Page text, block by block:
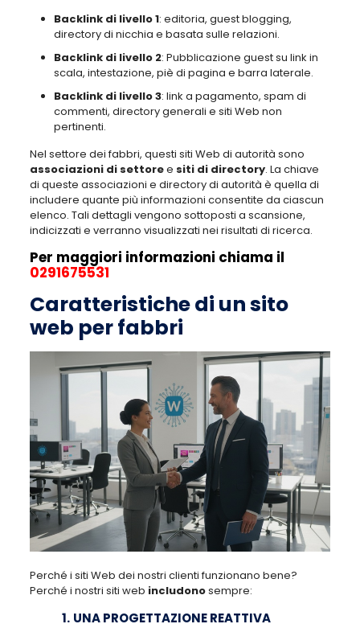
Backlink di livello 1: editoria, guest blogging,
directory di nicchia e basata sulle relazioni.
Backlink di livello 2: Pubblicazione guest su link in
scala, intestazione, piè di pagina e barra laterale.
Backlink di livello 3: link a pagamento, spam di
commenti, directory generali e siti Web non
pertinenti.
Nel settore dei fabbri, questi siti Web di autorità sono
associazioni di settoree siti di directory. La chiave
di queste associazioni e directory di autorità è quella di
includere quante più informazioni consentite da ciascun
elenco. Tali dettagli vengono sottoposti a scansione,
indicizzati e verranno visualizzati nei risultati di ricerca.
Per maggiori informazioni chiama il
0291675531
Caratteristiche di un sito
web per fabbri
Perché i siti Web dei nostri clienti funzionano bene?
Perché i nostri siti web includonosempre:
1. UNA PROGETTAZIONE REATTIVA